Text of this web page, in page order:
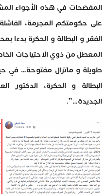
المفضحات في هذه الأجواء
على حكومتكم المجرمة،
الفقر و البطالة و الحكرة بدءا
المعطل من ذوي الاحتياجات
طويلة و ماتزال مفتوحة… في
البطالة و الحكرة، الدكتور
الجديدة…”.